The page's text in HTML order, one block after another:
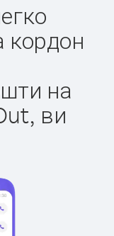
кордон
на
ви